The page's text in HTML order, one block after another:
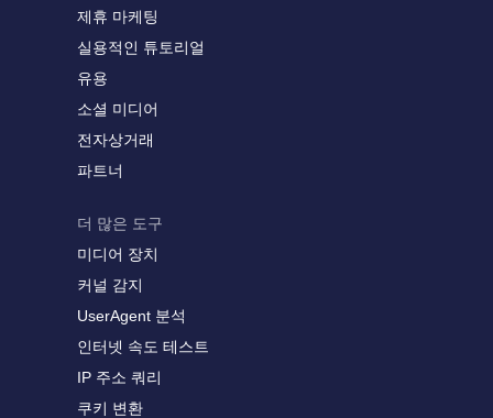
제휴 마케팅
실용적인 튜토리얼
유용
소셜 미디어
전자상거래
파트너
더 많은 도구
미디어 장치
커널 감지
UserAgent 분석
인터넷 속도 테스트
IP 주소 쿼리
쿠키 변환